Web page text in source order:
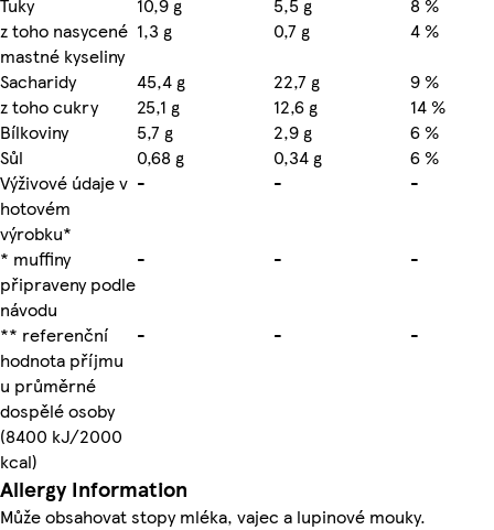
z toho nasycené
mastné kyseliny
1,3 g 0,7 g
4 %
Sacharidy
45,4 g 22,7 g
9 %
z toho cukry
25,1 g 12,6 g
14 %
Bílkoviny
5,7 g 2,9 g
6 %
Sůl
0,68 g 0,34 g
6 %
Výživové údaje v
hotovém
výrobku*
- - -
* muffiny
připraveny podle
návodu
- - -
** referenční
hodnota příjmu
u průměrné
dospělé osoby
(8400 kJ/2000
kcal)
- - -
Allergy Information
Může obsahovat stopy mléka, vajec a lupinové mouky.